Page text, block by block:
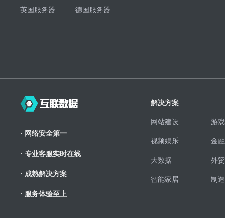
英国服务器 德国服务器
· 网络安全第一
· 专业客服实时在线
· 成熟解决方案
· 服务体验至上
解决方案
网站建设 游
视频娱乐 金
大数据 外
智能家居 制